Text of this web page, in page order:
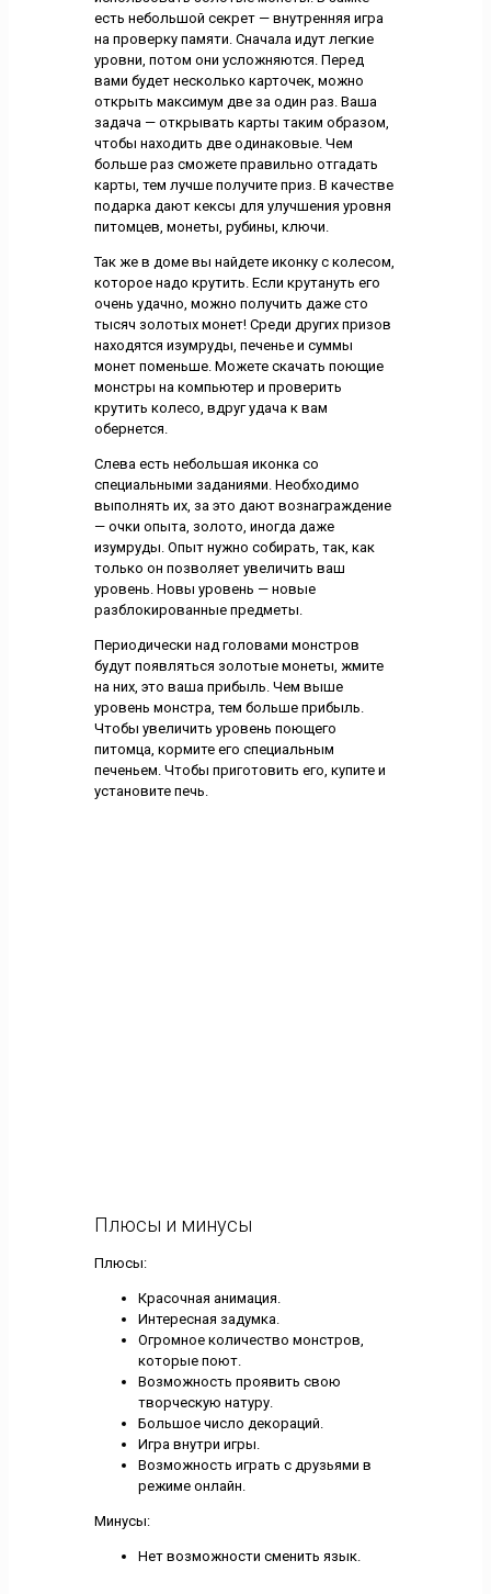
есть небольшой секрет — внутренняя игра
на проверку памяти. Сначала идут легкие
уровни, потом они усложняются. Перед
вами будет несколько карточек, можно
открыть максимум две за один раз. Ваша
задача — открывать карты таким образом,
чтобы находить две одинаковые. Чем
больше раз сможете правильно отгадать
карты, тем лучше получите приз. В качестве
подарка дают кексы для улучшения уровня
питомцев, монеты, рубины, ключи.
Так же в доме вы найдете иконку с колесом,
которое надо крутить. Если крутануть его
очень удачно, можно получить даже сто
тысяч золотых монет! Среди других призов
находятся изумруды, печенье и суммы
монет поменьше. Можете скачать поющие
монстры на компьютер и проверить
крутить колесо, вдруг удача к вам
обернется.
Слева есть небольшая иконка со
специальными заданиями. Необходимо
выполнять их, за это дают вознаграждение
— очки опыта, золото, иногда даже
изумруды. Опыт нужно собирать, так, как
только он позволяет увеличить ваш
уровень. Новы уровень — новые
разблокированные предметы.
Периодически над головами монстров
будут появляться золотые монеты, жмите
на них, это ваша прибыль. Чем выше
уровень монстра, тем больше прибыль.
Чтобы увеличить уровень поющего
питомца, кормите его специальным
печеньем. Чтобы приготовить его, купите и
установите печь.
Плюсы и минусы
Плюсы:
Красочная анимация.
Интересная задумка.
Огромное количество монстров,
которые поют.
Возможность проявить свою
творческую натуру.
Большое число декораций.
Игра внутри игры.
Возможность играть с друзьями в
режиме онлайн.
Минусы:
Нет возможности сменить язык.